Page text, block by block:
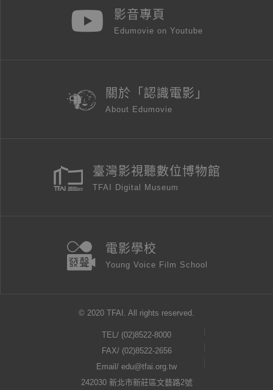
影音專頁
Edumovie on Youtube
關於「認識電影」
About Edumovie
臺灣影視聽數位博物館
TFAI Digital Museum
電影學校
Young Voice Film School
© 2020 TFAI. All rights reserved.
TEL/ (02)8522-8000
FAX/ (02)8522-2656
Email/ edu@tfai.org.tw
242030 新北市新莊區文藝路2號